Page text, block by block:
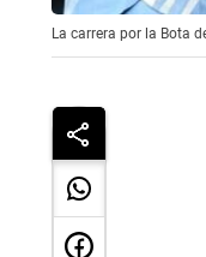
La carrera por la Bota